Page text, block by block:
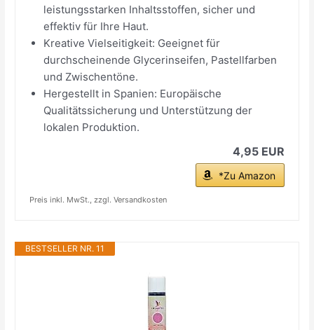
leistungsstarken Inhaltsstoffen, sicher und
effektiv für Ihre Haut.
Kreative Vielseitigkeit: Geeignet für
durchscheinende Glycerinseifen, Pastellfarben
und Zwischentöne.
Hergestellt in Spanien: Europäische
Qualitätssicherung und Unterstützung der
lokalen Produktion.
4,95 EUR
*Zu Amazon
Preis inkl. MwSt., zzgl. Versandkosten
BESTSELLER NR. 11